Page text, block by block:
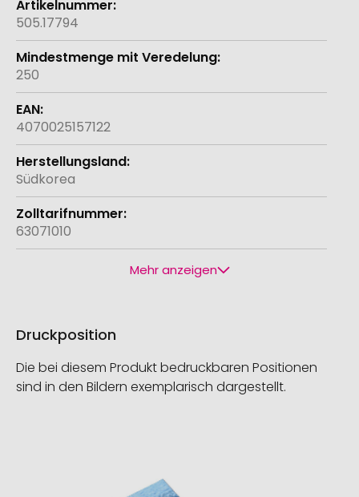
505.17794
250
4070025157122
Südkorea
63071010
Mehr anzeigen
Druckposition
Die bei diesem Produkt bedruckbaren Positionen
sind in den Bildern exemplarisch dargestellt.